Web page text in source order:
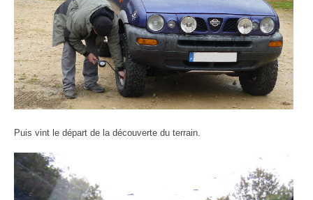
Puis vint le départ de la découverte du terrain.